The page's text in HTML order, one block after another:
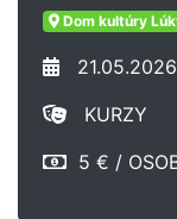
Dom kultúry
KURZY
5 € /